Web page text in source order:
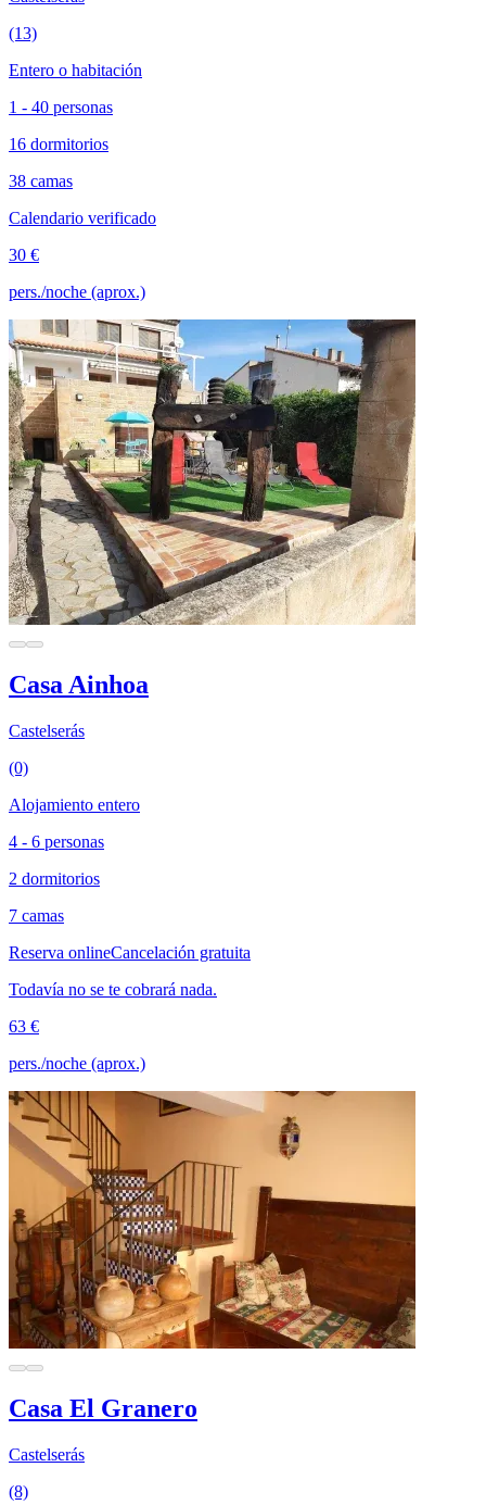
(13)
Entero o habitación
1 - 40 personas
16 dormitorios
38 camas
Calendario verificado
30 €
pers./noche (aprox.)
Casa Ainhoa
Castelserás
(0)
Alojamiento entero
4 - 6 personas
2 dormitorios
7 camas
Reserva onlineCancelación gratuita
Todavía no se te cobrará nada.
63 €
pers./noche (aprox.)
Casa El Granero
Castelserás
(8)